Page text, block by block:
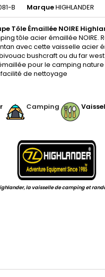
B MarqueHIGHLANDER
Tôle Émaillée NOIRE
tôle acier émaillée NOIRE.
avec cette vaisselle acier
bushcraft ou du far
pour le camping
de nettoyage
Camping
la vaisselle de camping et